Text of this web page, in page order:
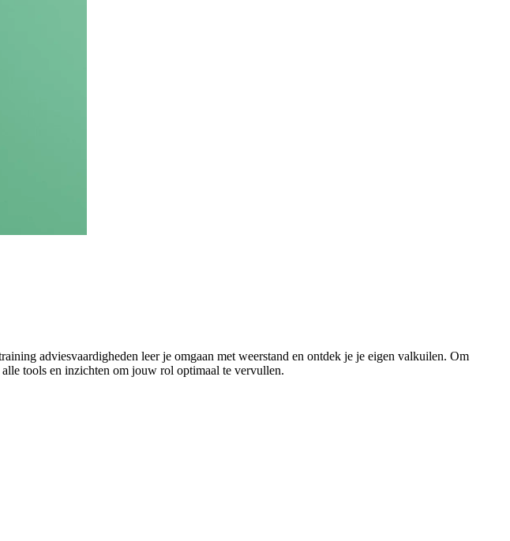
adviesvaardigheden leer je omgaan met weerstand en ontdek je je eigen valkuilen. Om
tools en inzichten om jouw rol optimaal te vervullen.